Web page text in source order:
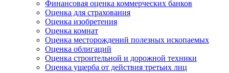
Финансовая оценка коммерческих банков
Оценка для страхования
Оценка изобретения
Оценка комнат
Оценка месторождений полезных ископаемых
Оценка облигаций
Оценка строительной и дорожной техники
Оценка ущерба от действия третьих лиц